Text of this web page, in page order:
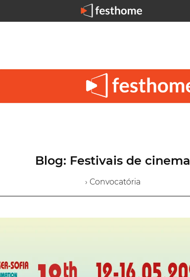
Blog: Festivais de cinema
› Convocatória